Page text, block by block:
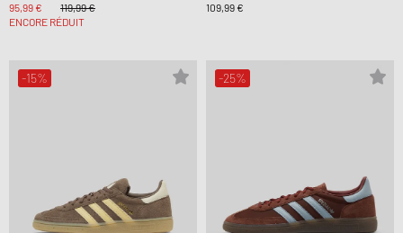
95,99 €
119,99 €
ENCORE RÉDUIT
109,99 €
-15% -25%